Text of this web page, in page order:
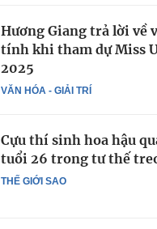
VĂN HÓA - GIẢI TRÍ
Hương Giang trả lời về
tính khi tham dự Miss
2025
THẾ GIỚI SAO
Cựu thí sinh hoa hậu
tuổi 26 trong tư thế